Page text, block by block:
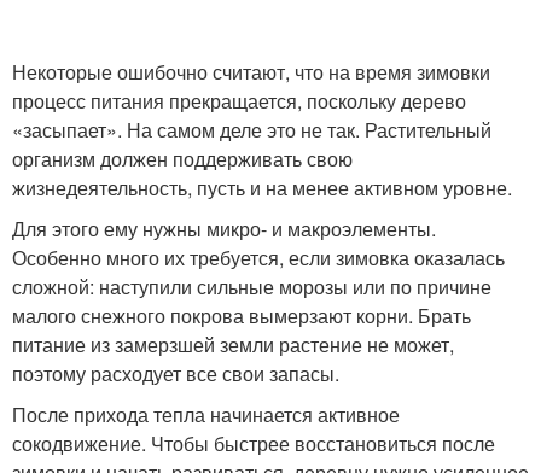
Некоторые ошибочно считают, что на время зимовки
процесс питания прекращается, поскольку дерево
«засыпает». На самом деле это не так. Растительный
организм должен поддерживать свою
жизнедеятельность, пусть и на менее активном уровне.
Для этого ему нужны микро- и макроэлементы.
Особенно много их требуется, если зимовка оказалась
сложной: наступили сильные морозы или по причине
малого снежного покрова вымерзают корни. Брать
питание из замерзшей земли растение не может,
поэтому расходует все свои запасы.
После прихода тепла начинается активное
сокодвижение. Чтобы быстрее восстановиться после